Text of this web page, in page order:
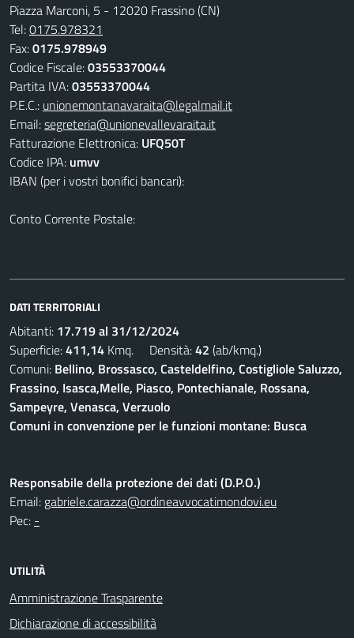
Piazza Marconi, 5 - 12020 Frassino (CN)
Tel:0175.978321
Fax:0175.978949
Codice Fiscale:03553370044
Partita IVA:03553370044
P.E.C.: unionemontanavaraita@legalmail.it
Email:segreteria@unionevallevaraita.it
Fatturazione Elettronica: UFQ50T
Codice IPA: umvv
IBAN (per i vostri bonifici bancari):
Conto Corrente Postale:
DATI TERRITORIALI
Abitanti: 17.719 al 31/12/2024
Superficie:411,14 Kmq. Densità:42 (ab/kmq.)
Comuni: Bellino, Brossasco, Casteldelfino, Costigliole Saluzzo,
Frassino, Isasca,Melle, Piasco, Pontechianale, Rossana,
Sampeyre, Venasca, Verzuolo
Comuni in convenzione per le funzioni montane: Busca
Responsabile della protezione dei dati (D.P.O.)
Email: gabriele.carazza@ordineavvocatimondovi.eu
Pec: -
UTILITÀ
Amministrazione Trasparente
Dichiarazione di accessibilità